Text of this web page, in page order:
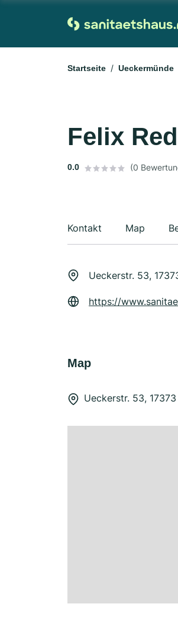
Startseite Ueckermünde
Felix
0.0 (0
Kontakt Map
Ueckerstr. 53,
https://
Map
Ueckerstr. 53,